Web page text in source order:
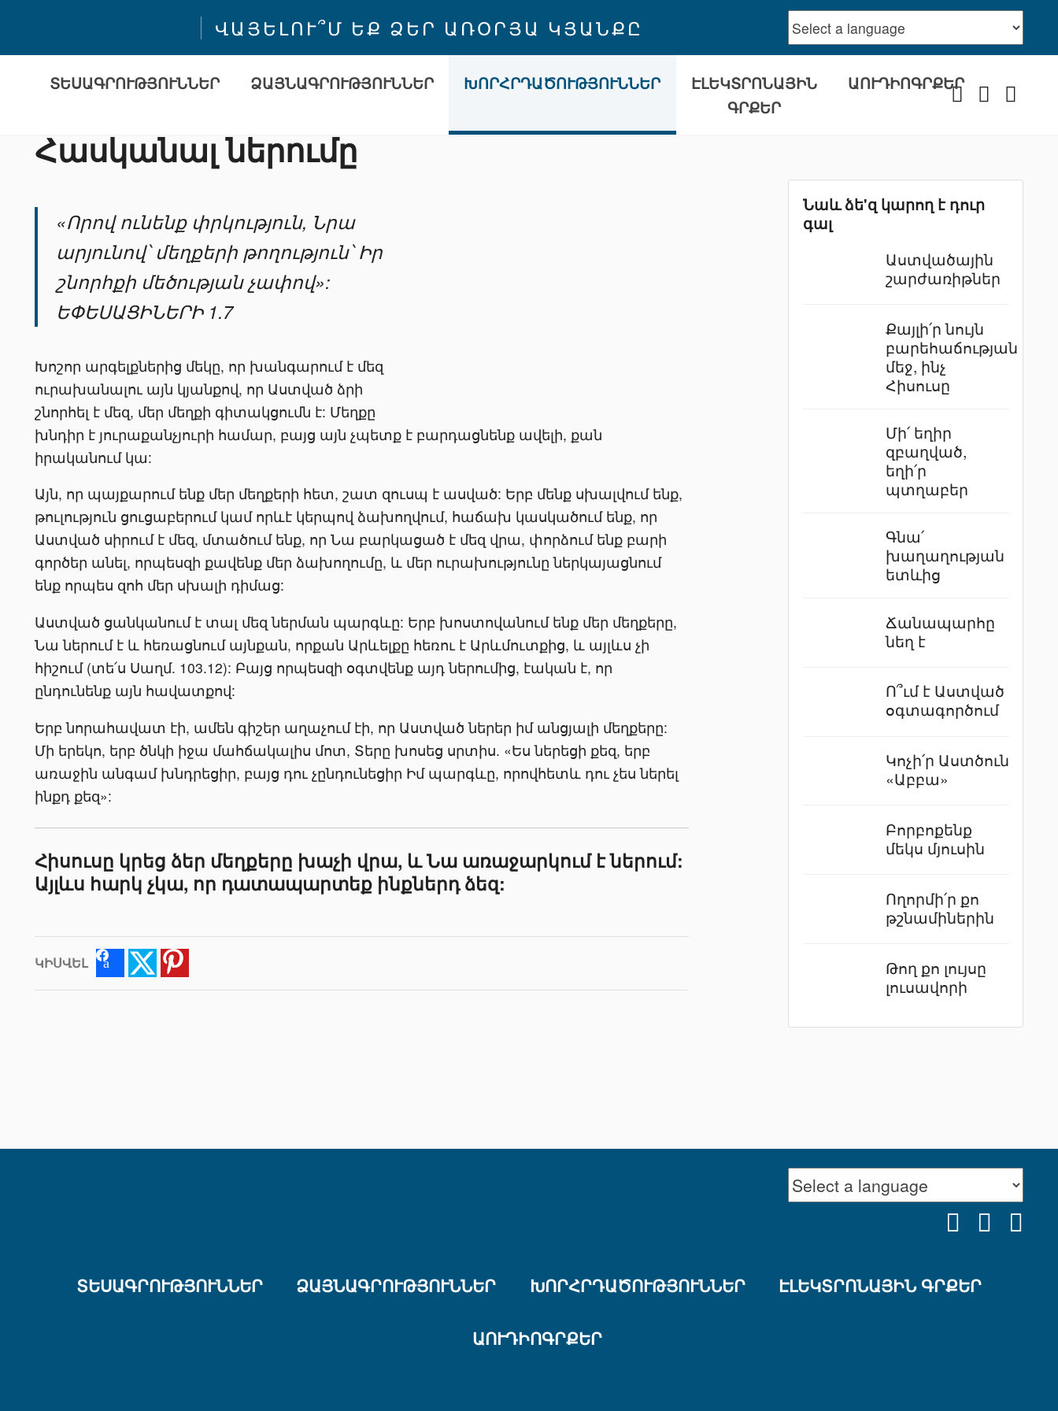
ՎԱՅԵԼՈՒ՞Մ ԵՔ ՁԵՐ ԱՌՕՐՅԱ ԿՅԱՆՔԸ
ՏԵՍԱԳՐՈՒԹՅՈՒՆՆԵՐ ՁԱՅՆԱԳՐՈՒԹՅՈՒՆՆԵՐ ԽՈՐՀՐԴԱԾՈՒԹՅՈՒՆՆԵՐ
ԷԼԵԿՏՐՈՆԱՅԻՆ
ԳՐՔԵՐ
ԱՈՒԴԻՈԳՐՔԵՐ
FacebookYoutube
Հասկանալ ներումը
«Որով ունենք փրկություն, Նրա
արյունով՝ մեղքերի թողություն՝ Իր
շնորհքի մեծության չափով»:
ԵՓԵՍԱՑԻՆԵՐԻ 1.7
Խոշոր արգելքներից մեկը, որ խանգարում է մեզ
ուրախանալու այն կյանքով, որ Աստված ձրի
շնորհել է մեզ, մեր մեղքի գիտակցումն է: Մեղքը
խնդիր է յուրաքանչյուրի համար, բայց այն չպետք է բարդացնենք ավելի, քան
իրականում կա:
Այն, որ պայքարում ենք մեր մեղքերի հետ, շատ զուսպ է ասված: Երբ մենք սխալվում ենք,
թուլություն ցուցաբերում կամ որևէ կերպով ձախողվում, հաճախ կասկածում ենք, որ
Աստված սիրում է մեզ, մտածում ենք, որ Նա բարկացած է մեզ վրա, փորձում ենք բարի
գործեր անել, որպեսզի քավենք մեր ձախողումը, և մեր ուրախությունը ներկայացնում
ենք որպես զոհ մեր սխալի դիմաց:
Աստված ցանկանում է տալ մեզ ներման պարգևը: Երբ խոստովանում ենք մեր մեղքերը,
Նա ներում է և հեռացնում այնքան, որքան Արևելքը հեռու է Արևմուտքից, և այլևս չի
հիշում (տե՛ս Սաղմ. 103.12): Բայց որպեսզի օգտվենք այդ ներումից, էական է, որ
ընդունենք այն հավատքով:
Երբ նորահավատ էի, ամեն գիշեր աղաչում էի, որ Աստված ներեր իմ անցյալի մեղքերը:
Մի երեկո, երբ ծնկի իջա մահճակալիս մոտ, Տերը խոսեց սրտիս. «Ես ներեցի քեզ, երբ
առաջին անգամ խնդրեցիր, բայց դու չընդունեցիր Իմ պարգևը, որովհետև դու չես ներել
ինքդ քեզ»:
Հիսուսը կրեց ձեր մեղքերը խաչի վրա, և Նա առաջարկում է ներում:
Այլևս հարկ չկա, որ դատապարտեք ինքներդ ձեզ:
ԿԻՍՎԵԼ FacebookTwitter
Նաև ձե'զ կարող է դուր
գալ
Աստվածային
շարժառիթներ
Քայլի՛ր նույն
բարեհաճության
մեջ, ինչ
Հիսուսը
Մի՛ եղիր
զբաղված,
եղի՛ր
պտղաբեր
Գնա՛
խաղաղության
ետևից
Ճանապարհը
նեղ է
Ո՞ւմ է Աստված
օգտագործում
Կոչի՛ր Աստծուն
«Աբբա»
Բորբոքենք
մեկս մյուսին
Ողորմի՛ր քո
թշնամիներին
Թող քո լույսը
լուսավորի
FACEBOOK
ՏԵՍԱԳՐՈՒԹՅՈՒՆՆԵՐ ՁԱՅՆԱԳՐՈՒԹՅՈՒՆՆԵՐ ԽՈՐՀՐԴԱԾՈՒԹՅՈՒՆՆԵՐ ԷԼԵԿՏՐՈՆԱՅԻՆ ԳՐՔԵՐ
ԱՈՒԴԻՈԳՐՔԵՐ